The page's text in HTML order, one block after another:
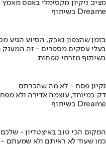
השואב-שוטף החדש של Dreame מציג: ניקיון מקסימלי באפס מאמץ
בשיתוף Dreame
בזמן שהצפון נאבק, הסיוע הגיע
בעלי עסקים מספרים - זה המענק
בשיתוף מזרחי טפחות
נקיון פסח - לא מה שהכרתם
דק במיוחד, עוצמה אדירה ולא
בשיתוף Dreame
המקום הכי טוב באיצטדיון - שלכם
המונדיאל עם מסכי Dreame - כמו שעוד לא ראיתם ולא שמעתם